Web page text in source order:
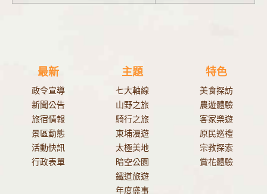
最新
政令宣導
新聞公告
旅宿情報
景區動態
活動快訊
行政表單
主題
七大軸線
山野之旅
騎行之旅
東埔漫遊
太極美地
暗空公園
鐵道旅遊
年度盛事
特色
美食探訪
農遊體驗
客家樂遊
原民巡禮
宗教探索
賞花體驗